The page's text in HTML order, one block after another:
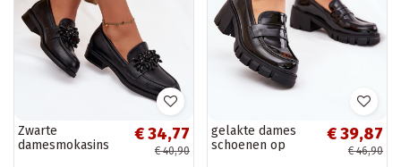
Zwarte
damesmokasins
€ 34,77
€ 40,90
gelakte dames
schoenen op
€ 39,87
€ 46,90